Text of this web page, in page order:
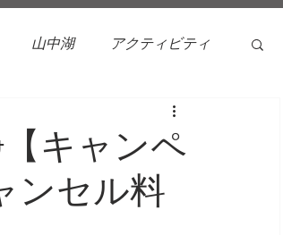
山中湖 アクティビティ
キャンペ
ンセル料